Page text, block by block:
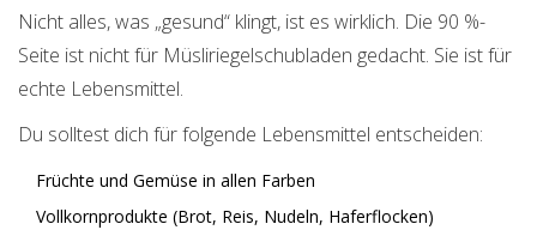
Nicht alles, was „gesund“ klingt, ist es wirklich. Die 90 %-
Seite ist nicht für Müsliriegelschubladen gedacht. Sie ist für
echte Lebensmittel.
Du solltest dich für folgende Lebensmittel entscheiden:
Früchte und Gemüse in allen Farben
Vollkornprodukte (Brot, Reis, Nudeln, Haferflocken)